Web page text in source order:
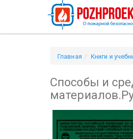
Главная Книги и
Способы и